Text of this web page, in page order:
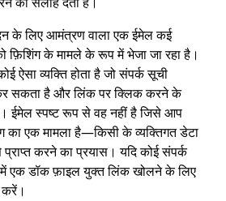
के लिए आमंत्रण वाला एक ईमेल कई
फ़िशिंग के मामले के रूप में भेजा जा रहा है।
ऐसा व्यक्ति होता है जो संपर्क सूची
सकता है और लिंक पर क्लिक करने के
ईमेल स्पष्ट रूप से वह नहीं है जिसे आप
का एक मामला है—किसी के व्यक्तिगत डेटा
करने का प्रयास। यदि कोई संपर्क
एक डॉक फ़ाइल युक्त लिंक खोलने के लिए